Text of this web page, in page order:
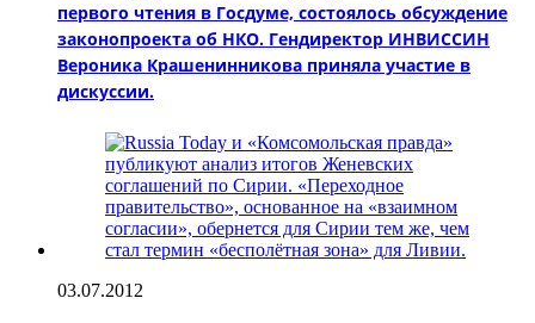
первого чтения в Госдуме, состоялось обсуждение
законопроекта об НКО. Гендиректор ИНВИССИН
Вероника Крашенинникова приняла участие в
дискуссии.
03.07.2012